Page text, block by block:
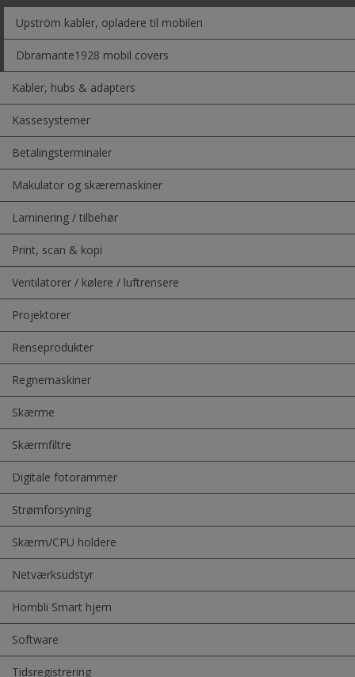
Upström kabler, opladere til mobilen
Dbramante1928 mobil covers
Kabler, hubs & adapters
Kassesystemer
Betalingsterminaler
Makulator og skæremaskiner
Laminering / tilbehør
Print, scan & kopi
Ventilatorer / kølere / luftrensere
Projektorer
Renseprodukter
Regnemaskiner
Skærme
Skærmfiltre
Digitale fotorammer
Strømforsyning
Skærm/CPU holdere
Netværksudstyr
Hombli Smart hjem
Software
Tidsregistrering